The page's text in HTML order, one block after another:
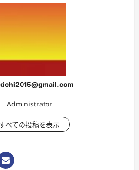
Administrator
すべての投稿を表示